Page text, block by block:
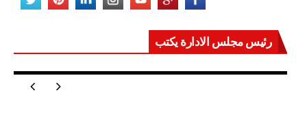
رئيس مجلس الادارة يكتب
مصر تعيد للعالم اتزانه